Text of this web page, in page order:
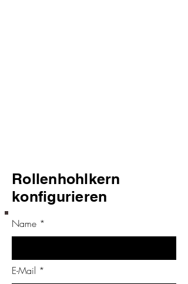
Rollenhohlkern
konfigurieren
Name
E-Mail